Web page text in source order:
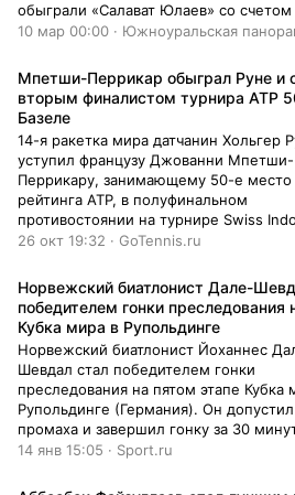
обыграли «Салават Юлаев» со счетом
10 мар 00:00 · Южноуральская
Мпетши-Перрикар обыграл Руне и
вторым финалистом турнира ATP
Базеле
14-я ракетка мира датчанин Хольгер
уступил французу Джованни Мпетши-
Перрикару, занимающему 50-е место
рейтинга ATP, в полуфинальном
противостоянии на турнире Swiss
Basel - 6/7(6), 4/6.
26 окт 19:32 · GoTennis.ru
Норвежский биатлонист Дале-
победителем гонки преследования
Кубка мира в Рупольдинге
Норвежский биатлонист Йоханнес
Шевдал стал победителем гонки
преследования на пятом этапе Кубка
Рупольдинге (Германия). Он
промаха и завершил гонку за 30
секунды
14 янв 15:05 · Sport.ru